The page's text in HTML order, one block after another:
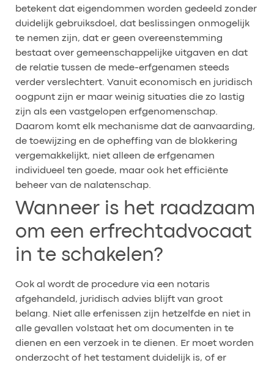
betekent dat eigendommen worden gedeeld zonder
duidelijk gebruiksdoel, dat beslissingen onmogelijk
te nemen zijn, dat er geen overeenstemming
bestaat over gemeenschappelijke uitgaven en dat
de relatie tussen de mede-erfgenamen steeds
verder verslechtert. Vanuit economisch en juridisch
oogpunt zijn er maar weinig situaties die zo lastig
zijn als een vastgelopen erfgenomenschap.
Daarom komt elk mechanisme dat de aanvaarding,
de toewijzing en de opheffing van de blokkering
vergemakkelijkt, niet alleen de erfgenamen
individueel ten goede, maar ook het efficiënte
beheer van de nalatenschap.
Wanneer is het raadzaam
om een erfrechtadvocaat
in te schakelen?
Ook al wordt de procedure via een notaris
afgehandeld, juridisch advies blijft van groot
belang. Niet alle erfenissen zijn hetzelfde en niet in
alle gevallen volstaat het om documenten in te
dienen en een verzoek in te dienen. Er moet worden
onderzocht of het testament duidelijk is, of er